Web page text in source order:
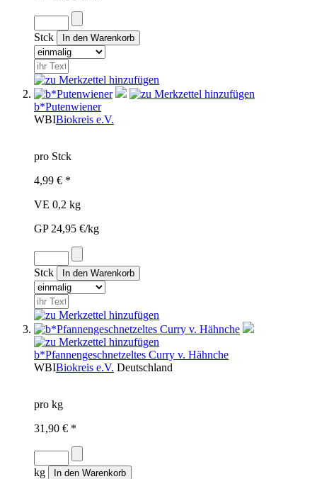
Stck
b*Putenwiener
WBIBiokreis e.V.
pro Stck
4,99 € *
VE 0,2 kg
GP 24,95 €/kg
Stck
b*Pfannengeschnetzeltes Curry v. Hähnche
WBIBiokreis e.V. Deutschland
pro kg
31,90 € *
kg